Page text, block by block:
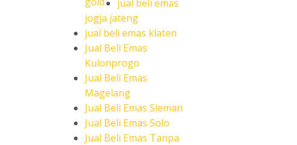
jual beli emas
jogja jateng
jual beli emas klaten
Jual Beli Emas
Kulonprogo
Jual Beli Emas
Magelang
Jual Beli Emas Sleman
Jual Beli Emas Solo
Jual Beli Emas Tanpa